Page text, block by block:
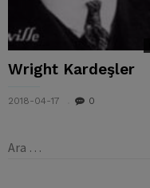
Wright Kardeşler
2018-04-17 0
Arama: